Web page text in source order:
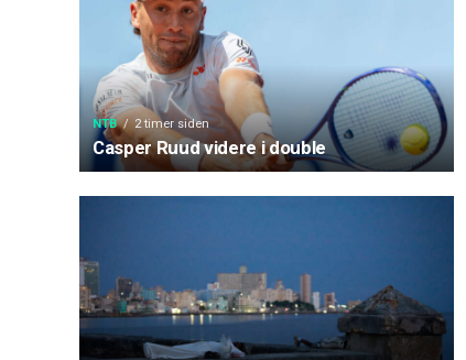
NTB 2 timer siden
Casper Ruud videre i double